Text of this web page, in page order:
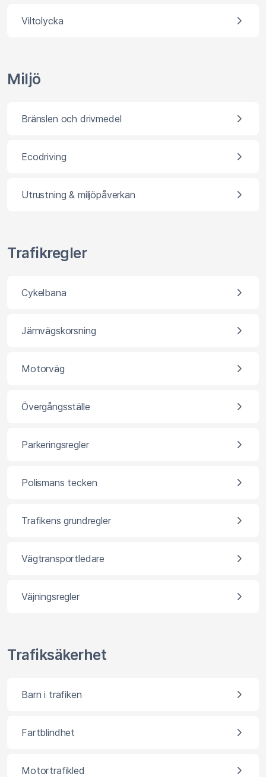
Viltolycka
Miljö
Bränslen och drivmedel
Ecodriving
Utrustning & miljöpåverkan
Trafikregler
Cykelbana
Järnvägskorsning
Motorväg
Övergångsställe
Parkeringsregler
Polismans tecken
Trafikens grundregler
Vägtransportledare
Väjningsregler
Trafiksäkerhet
Barn i trafiken
Fartblindhet
Motortrafikled